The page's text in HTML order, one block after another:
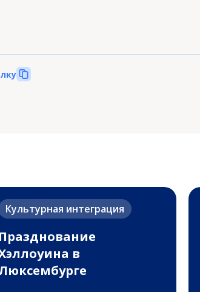
Культурная интеграция
Празднование
в